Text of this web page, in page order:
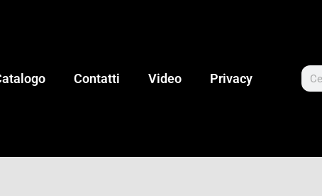
Contatti Video Privacy